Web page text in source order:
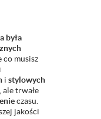
była
co musisz
i stylowych
, ale trwałe
czasu.
jakości